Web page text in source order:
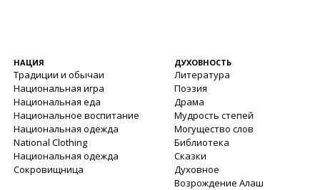
НАЦИЯ
Традиции и обычаи
Национальная игра
Национальная еда
Национальное воспитание
Национальная одежда
National Clothing
Национальная одежда
Сокровищница
ДУХОВНОСТЬ
Литература
Поэзия
Драма
Мудрость степей
Могущество слов
Библиотека
Сказки
Духовное
Возрождение Алаш